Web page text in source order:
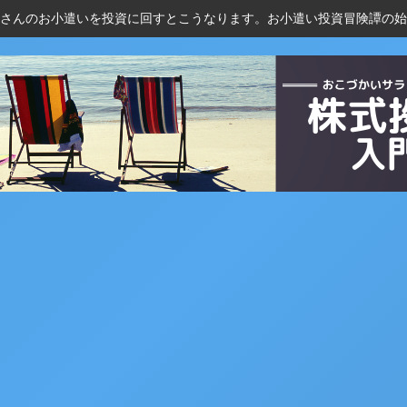
んのお小遣いを投資に回すとこうなります。お小遣い投資冒険譚の